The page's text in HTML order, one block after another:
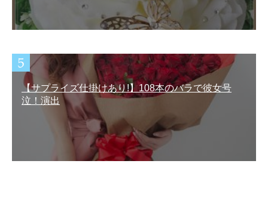
【サプライズ仕掛けあり!】108本のバラで彼女号
泣！演出